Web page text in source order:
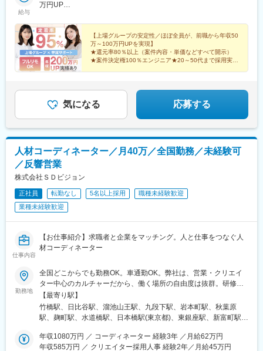
27-25 第二岡部ビル8F
給与
万円UP
万円UP
【上場グループの安定性／ほぼ全員が、前職から年収50
万～100万円UPを実現】
★還元率80％以上（案件内容・単価などすべて開示）
★案件決定権100％エンジニア★20～50代まで採用実績
気になる 応募する
人材コーディネーター／月40万／全国勤務／未経験可
／反響営業
株式会社ＳＤビジョン
正社員 転勤なし 5名以上採用
職種未経験歓迎
業種未経験歓迎
仕事内容
【お仕事紹介】求職者と企業をマッチング。人と仕事をつなぐ人
材コーディネーター
勤務地
全国どこからでも勤務OK。車通勤OK。弊社は、営業・クリエイ
ター中心のカルチャーだから、働く場所の自由度は抜群。研修期
間は指定勤務先への出勤となります。引越に抵抗がある方は、”引
越費用 補助制度”を利用下さい。■引越費用補助：社内規定により
【最大10万円迄】支給■家具・家電購入費用補助：社内規定によ
り、補助金額や対象範囲が異なります。【引越費用補助：主な対
象者】人材コーディネーター職で3年以上の勤務経験と、一定規模
【最寄り駅】
竹橋駅、日比谷駅、溜池山王駅、九段下駅、岩本町駅、秋葉原
駅、麹町駅、水道橋駅、日本橋駅(東京都)、東銀座駅、新富町駅
ヒルズ駅、新橋駅、浜松町駅、田町駅(東京都)、広尾駅、新宿駅、
西新宿駅、飯田橋駅、四ツ谷駅、高田馬場駅、東新宿駅、浅草橋
年収1080万円 ／ コーディネーター 経験3年 ／月給62万円
年収585万円 ／ クリエイター採用人事 経験2年／月給45万円